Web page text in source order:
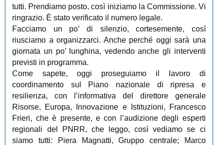
tutti. Prendiamo posto, così iniziamo la Commissione. Vi
ringrazio. È stato verificato il numero legale.
Facciamo un po’ di silenzio, cortesemente, così
riusciamo a organizzarci. Anche perché oggi sarà una
giornata un po’ lunghina, vedendo anche gli interventi
previsti in programma.
Come sapete, oggi proseguiamo il lavoro di
coordinamento sul Piano nazionale di ripresa e
resilienza, con l’informativa del direttore generale
Risorse, Europa, Innovazione e Istituzioni, Francesco
Frieri, che è presente, e con l’audizione degli esperti
regionali del PNRR, che leggo, così vediamo se ci
siamo tutti: Piera Magnatti, Gruppo centrale; Marco